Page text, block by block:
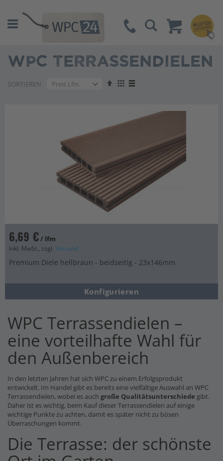
Suche
WPC TERRASSENDIELEN
SORTIEREN
AbsteigendAnzeigen
6,69 €/ lfm
Inkl. MwSt., zzgl. Versand
Premium Diele hellbraun - beidseitig - 23x146mm
Konfigurieren
WPC Terrassendielen –
eine vorteilhafte Wahl für
den Außenbereich
In den letzten Jahren hat sich WPC zu einem Erfolgsprodukt
entwickelt. Im Handel gibt es bereits eine vielfältige Auswahl an WPC
Terrassendielen, wobei es auch große Qualitätsunterschiede gibt.
Daher ist es wichtig, beim Kauf dieser Terrassendielen auf einige
wichtige Punkte zu achten, damit es später nicht zu bösen
Überraschungen kommt.
Die Terrasse: der schönste